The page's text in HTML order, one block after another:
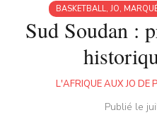
BASKETBALL, JO,
Sud Soudan :
L'AFRIQUE AUX JO DE
Publié le